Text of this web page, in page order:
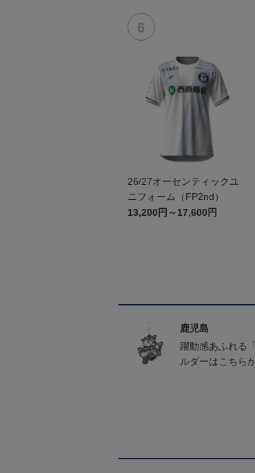
26/27オーセンティックユ
ニフォーム（FP2nd）
13,200円～17,600円
鹿児島
躍動感あふれる
ルダーはこちら